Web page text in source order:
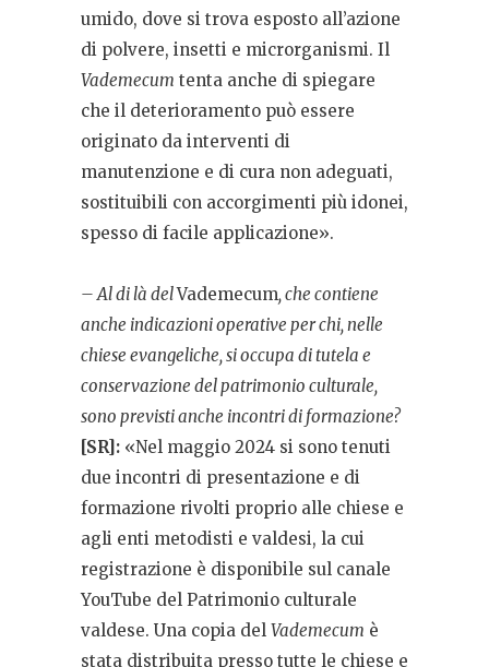
umido, dove si trova esposto all’azione
di polvere, insetti e microrganismi. Il
Vademecum tenta anche di spiegare
che il deterioramento può essere
originato da interventi di
manutenzione e di cura non adeguati,
sostituibili con accorgimenti più idonei,
spesso di facile applicazione».
– Al di là delVademecum, che contiene
anche indicazioni operative per chi, nelle
chiese evangeliche, si occupa di tutela e
conservazione del patrimonio culturale,
sono previsti anche incontri di formazione?
[SR]: «Nel maggio 2024 si sono tenuti
due incontri di presentazione e di
formazione rivolti proprio alle chiese e
agli enti metodisti e valdesi, la cui
registrazione è disponibile sul canale
YouTube del Patrimonio culturale
valdese. Una copia del Vademecum è
stata distribuita presso tutte le chiese e